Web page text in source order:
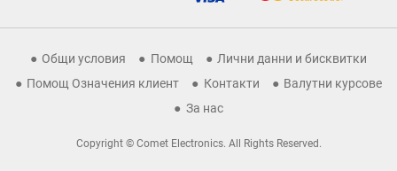
Общи условия Помощ
Лични данни и бисквитки
Помощ Означения клиент
Контакти
Валутни курсове
За нас
Copyright © Comet Electronics. All Rights Reserved.